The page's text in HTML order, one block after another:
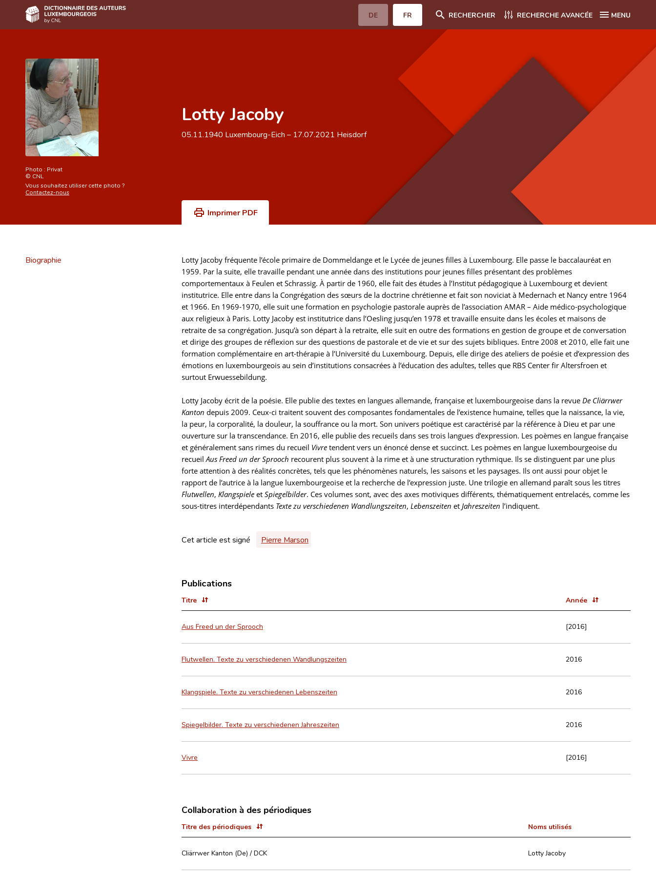
DE FR RECHERCHER RECHERCHE AVANCÉE MENU
Auteur(e)s A-Z
Recherche avancée
Foire aux questions
CNL
Équipe scientifique
Contact
Photo : Privat
© CNL
Vous souhaitez utiliser cette photo ?
Contactez-nous
Lotty Jacoby
05.11.1940 Luxembourg-Eich – 17.07.2021 Heisdorf
Imprimer PDF
Biographie
Lotty Jacoby fréquente l’école primaire de Dommeldange et le Lycée de jeunes filles à Luxembourg. Elle passe le baccalauréat en
1959. Par la suite, elle travaille pendant une année dans des institutions pour jeunes filles présentant des problèmes
comportementaux à Feulen et Schrassig. À partir de 1960, elle fait des études à l’Institut pédagogique à Luxembourg et devient
institutrice. Elle entre dans la Congrégation des sœurs de la doctrine chrétienne et fait son noviciat à Medernach et Nancy entre 1964
et 1966. En 1969-1970, elle suit une formation en psychologie pastorale auprès de l’association AMAR – Aide médico-psychologique
aux religieux à Paris. Lotty Jacoby est institutrice dans l’Oesling jusqu’en 1978 et travaille ensuite dans les écoles et maisons de
retraite de sa congrégation. Jusqu’à son départ à la retraite, elle suit en outre des formations en gestion de groupe et de conversation
et dirige des groupes de réflexion sur des questions de pastorale et de vie et sur des sujets bibliques. Entre 2008 et 2010, elle fait une
formation complémentaire en art-thérapie à l’Université du Luxembourg. Depuis, elle dirige des ateliers de poésie et d’expression des
émotions en luxembourgeois au sein d’institutions consacrées à l’éducation des adultes, telles que RBS Center fir Altersfroen et
surtout Erwuessebildung.
Lotty Jacoby écrit de la poésie. Elle publie des textes en langues allemande, française et luxembourgeoise dans la revue De Cliärrwer
Kanton depuis 2009. Ceux-ci traitent souvent des composantes fondamentales de l’existence humaine, telles que la naissance, la vie,
la peur, la corporalité, la douleur, la souffrance ou la mort. Son univers poétique est caractérisé par la référence à Dieu et par une
ouverture sur la transcendance. En 2016, elle publie des recueils dans ses trois langues d’expression. Les poèmes en langue française
et généralement sans rimes du recueil Vivre tendent vers un énoncé dense et succinct. Les poèmes en langue luxembourgeoise du
recueilAus Freed un der Sprooch recourent plus souvent à la rime et à une structuration rythmique. Ils se distinguent par une plus
forte attention à des réalités concrètes, tels que les phénomènes naturels, les saisons et les paysages. Ils ont aussi pour objet le
rapport de l’autrice à la langue luxembourgeoise et la recherche de l’expression juste. Une trilogie en allemand paraît sous les titres
Flutwellen, Klangspiele et Spiegelbilder. Ces volumes sont, avec des axes motiviques différents, thématiquement entrelacés, comme les
sous-titres interdépendants Texte zu verschiedenen Wandlungszeiten, Lebenszeiten et Jahreszeiten l’indiquent.
Cet article est signé Pierre Marson
Publications
Titre Année
Aus Freed un der Sprooch [2016]
Flutwellen. Texte zu verschiedenen Wandlungszeiten 2016
Klangspiele. Texte zu verschiedenen Lebenszeiten 2016
Spiegelbilder. Texte zu verschiedenen Jahreszeiten 2016
Vivre [2016]
Collaboration à des périodiques
Titre des périodiques Noms utilisés
Cliärrwer Kanton (De) / DCK Lotty Jacoby